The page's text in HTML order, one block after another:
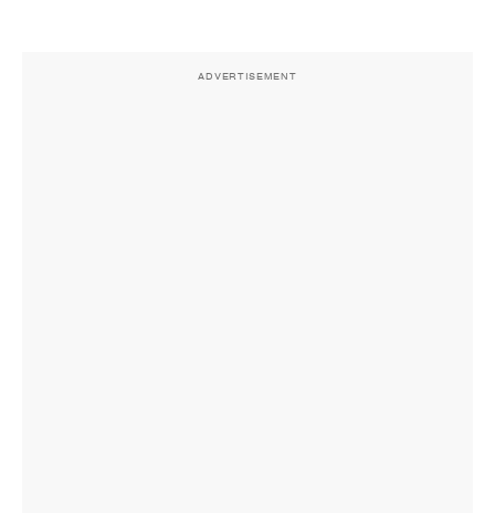
ADVERTISEMENT